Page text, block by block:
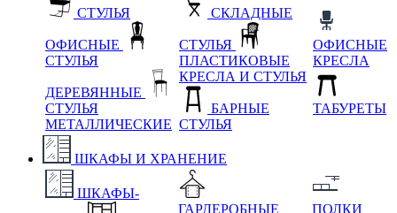
СТУЛЬЯ
ОФИСНЫЕ
СТУЛЬЯ
ДЕРЕВЯННЫЕ
СТУЛЬЯ
МЕТАЛЛИЧЕСКИЕ
СКЛАДНЫЕ
СТУЛЬЯ
ПЛАСТИКОВЫЕ
КРЕСЛА И СТУЛЬЯ
БАРНЫЕ
СТУЛЬЯ
ОФИСНЫЕ
КРЕСЛА
ТАБУРЕТЫ
ШКАФЫ И ХРАНЕНИЕ
ШКАФЫ-
ГАРДЕРОБНЫЕ
ПОЛКИ